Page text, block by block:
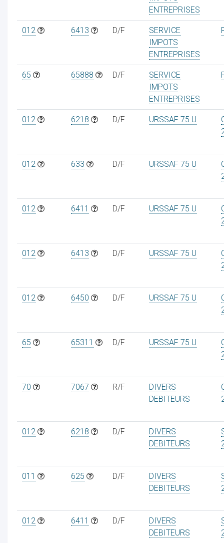
ENTREPRISES
012 6413 D/F
SERVICE
IMPOTS
ENTREPRISES
65 65888 D/F
SERVICE
IMPOTS
ENTREPRISES
012 6218 D/F URSSAF 75 U
012 633 D/F URSSAF 75 U
012 6411 D/F URSSAF 75 U
012 6413 D/F URSSAF 75 U
012 6450 D/F URSSAF 75 U
65 65311 D/F URSSAF 75 U
70 7067 R/F
DIVERS
DEBITEURS
012 6218 D/F
DIVERS
DEBITEURS
011 625 D/F
DIVERS
DEBITEURS
012 6411 D/F
DIVERS
DEBITEURS